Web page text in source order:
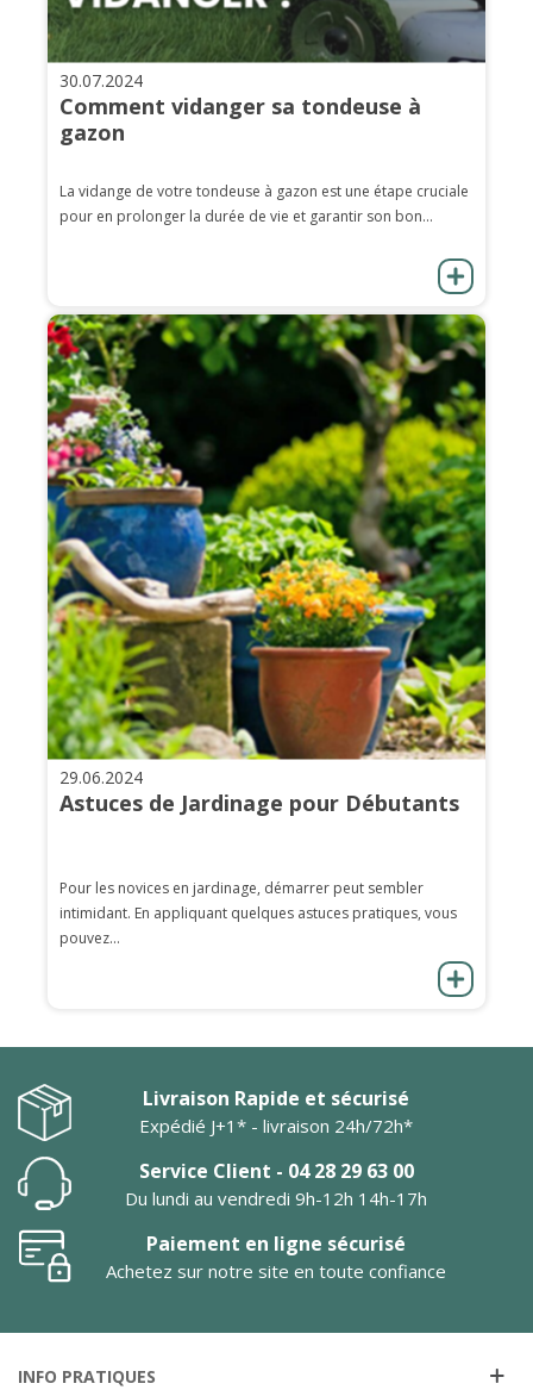
30.07.2024
Comment vidanger sa tondeuse à
gazon
La vidange de votre tondeuse à gazon est une étape cruciale
pour en prolonger la durée de vie et garantir son bon...
29.06.2024
Astuces de Jardinage pour Débutants
Pour les novices en jardinage, démarrer peut sembler
intimidant. En appliquant quelques astuces pratiques, vous
pouvez...
Livraison Rapide et sécurisé
Expédié J+1* - livraison 24h/72h*
Service Client - 04 28 29 63 00
Du lundi au vendredi 9h-12h 14h-17h
Paiement en ligne sécurisé
Achetez sur notre site en toute confiance
INFO PRATIQUES